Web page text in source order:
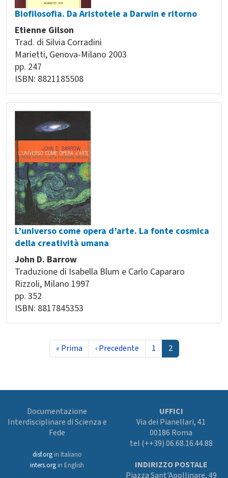
Biofilosofia. Da Aristotele a Darwin e ritorno
Etienne Gilson
Trad. di Silvia Corradini
Marietti Genova-Milano 2003
pp. 247
ISBN: 8821185508
L’universo come opera d’arte. La fonte cosmica
della creatività umana
John D. Barrow
Traduzione di Isabella Blum e Carlo Capararo
Rizzoli Milano 1997
pp. 352
ISBN: 8817845353
Paginazione
Prima pagina
« Prima Pagina precedente
‹ Precedente Pagina
1 Pagina attuale
2
Documentazione
Interdisciplinare di Scienza e
Fede
disf.orgin Italiano
inters.org in English
UFFICI
Via dei Pianellari, 41
00186 Roma
tel (++39) 06.68.16.44.88
INDIRIZZO POSTALE
Piazza Sant'Apollinare, 49